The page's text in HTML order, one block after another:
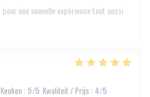
une nouvelle expérience tout aussi
Keuken : 5/5 Kwaliteit / Prijs : 4/5